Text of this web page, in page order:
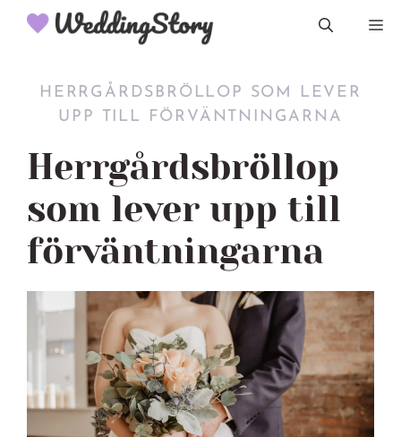
Hoppa
HERRGÅRDSBRÖLLOP SOM LEVER
UPP TILL FÖRVÄNTNINGARNA
Herrgårdsbröllop
som lever upp till
förväntningarna